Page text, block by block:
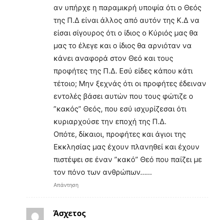
αν υπήρχε η παραμικρή υποψία ότι ο Θεός
της Π.Δ είναι άλλος από αυτόν της Κ.Δ να
είσαι σίγουρος ότι ο ίδιος ο Κύριός μας θα
μας το έλεγε και ο ίδιος θα αρνιόταν να
κάνει αναφορά στον Θεό και τους
προφήτες της Π.Δ. Εσύ είδες κάπου κάτι
τέτοιο; Μην ξεχνάς ότι οι προφήτες έδειναν
εντολές βάσει αυτών που τους φώτιζε ο
”κακός” Θεός, που εσύ ισχυρίζεσαι ότι
κυριαρχούσε την εποχή της Π.Δ.
Οπότε, δίκαιοι, προφήτες και άγιοι της
Εκκλησίας μας έχουν πλανηθεί και έχουν
πιστέψει σε έναν ”κακό” Θεό που παίζει με
τον πόνο των ανθρώπων……
Απάντηση
Άσχετος